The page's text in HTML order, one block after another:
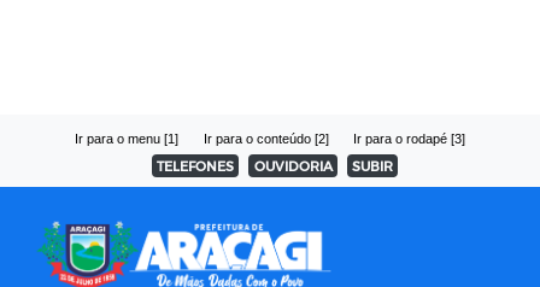
Ir para o menu [1] Ir para o conteúdo [2] Ir para o rodapé [3]
TELEFONES OUVIDORIA SUBIR